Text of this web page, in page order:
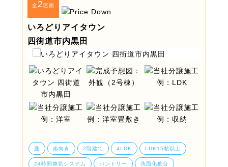
全2 区画
いろどりアイタウン
四街道市内黒田
庭 南向き 2階建て 4LDK LDK15帖以上
24時間換気システム パントリー 洗面化粧台